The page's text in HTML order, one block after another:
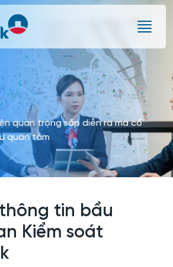
quan trọng sắp diễn ra mà cổ
quan tâm
tin bầu
Kiểm soát